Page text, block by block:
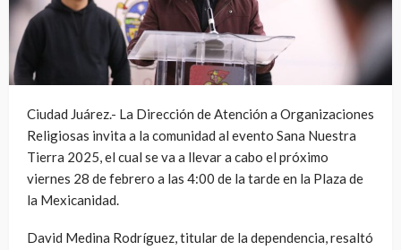
Ciudad Juárez.- La Dirección de Atención a Organizaciones
Religiosas invita a la comunidad al evento Sana Nuestra
Tierra 2025, el cual se va a llevar a cabo el próximo
viernes 28 de febrero a las 4:00 de la tarde en la Plaza de
la Mexicanidad.
David Medina Rodríguez, titular de la dependencia, resaltó